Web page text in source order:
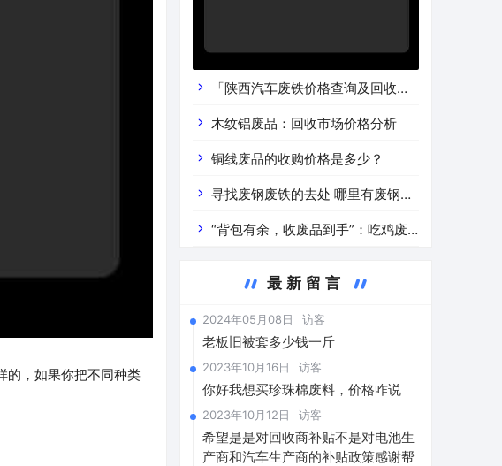
的，如果你把不同种类
「陕西汽车废铁价格查询及回收渠
道分析」 陕西车辆废铁价是什么
木纹铝废品：回收市场价格分析
铜线废品的收购价格是多少？
寻找废钢废铁的去处 哪里有废钢废
铁 “背包有余，收废品到手”：吃鸡废
最新留言
2024年05月08日 访客
老板旧被套多少钱一斤
2023年10月16日 访客
你好我想买珍珠棉废料，价格咋说
2023年10月12日 访客
希望是是对回收商补贴不是对电池生
产商和汽车生产商的补贴政策感谢帮